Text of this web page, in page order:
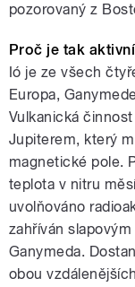
pozorovaný z
Proč je tak
Ió je ze všech
Europa,
Vulkanická
Jupiterem, který
magnetické pole.
teplota v nitru
uvolňováno
zahříván
Ganymeda.
obou